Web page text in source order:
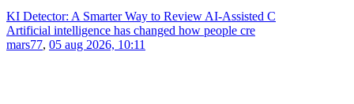
KI Detector: A Smarter Way to Review AI-Assisted C
Artificial intelligence has changed how people cre
mars77, 05 aug 2026, 10:11